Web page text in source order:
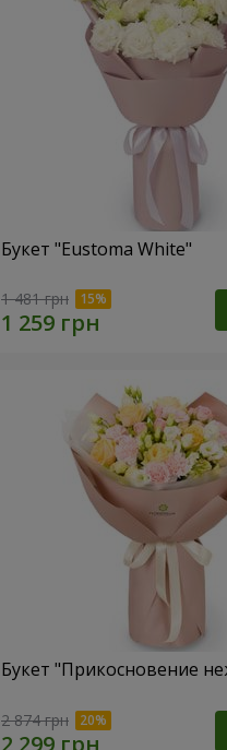
Букет "Eustoma White"
1 481 грн
Букет "Прикосновение
2 874 грн